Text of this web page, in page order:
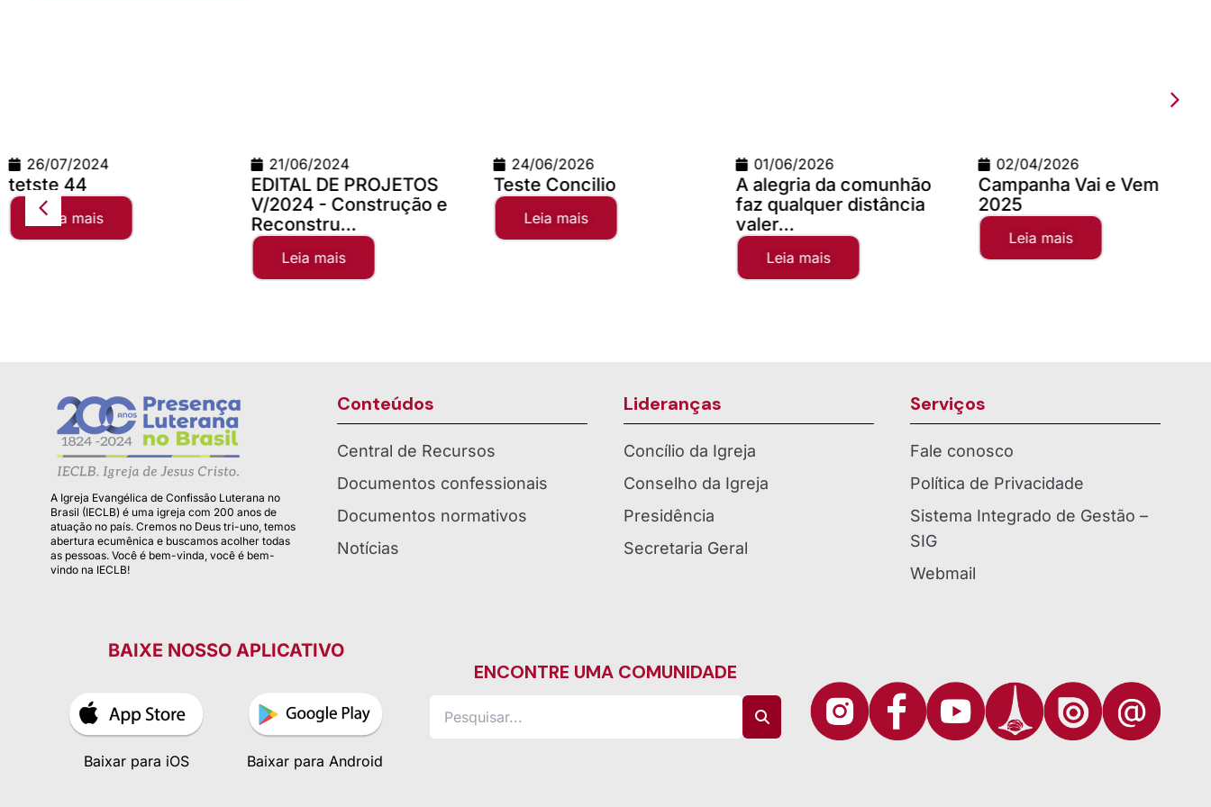
21/06/2024
EDITAL DE PROJETOS
V/2024 - Construção e
Reconstru...
24/06/2026
Teste Concilio
Leia mais
01/06/2026
A alegria da comunhão
faz qualquer distância
valer...
02/04/2026
Campanha Vai e Vem
2025
Leia mais
09/03/2026
Teste com imagem 1200
x 900
Leia mais
A Igreja Evangélica de Confissão Luterana no
Brasil (IECLB) é uma igreja com 200 anos de
atuação no país. Cremos no Deus tri-uno, temos
abertura ecumênica e buscamos acolher todas
as pessoas. Você é bem-vinda, você é bem-
vindo na IECLB!
Conteúdos
Central de Recursos
Documentos confessionais
Documentos normativos
Notícias
Lideranças
Concílio da Igreja
Conselho da Igreja
Presidência
Secretaria Geral
Serviços
Fale conosco
Política de Privacidade
Sistema Integrado de Gestão –
SIG
Webmail
BAIXE NOSSO APLICATIVO
Baixar para iOS Baixar para Android
ENCONTRE UMA COMUNIDADE